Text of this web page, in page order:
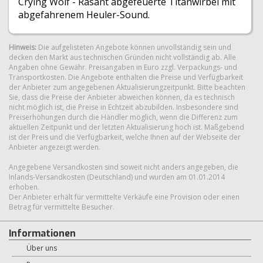
© 2014 Weco Pyrotechnische Fabrik GmbH
abgefahrenem Heuler-Sound.
Hinweis: Die aufgelisteten Angebote können unvollständig sein und
decken den Markt aus technischen Gründen nicht vollständig ab. Alle
Angaben ohne Gewähr. Preisangaben in Euro zzgl. Verpackungs- und
Transportkosten. Die Angebote enthalten die Preise und Verfügbarkeit
der Anbieter zum angegebenen Aktualisierungzeitpunkt. Bitte beachten
Sie, dass die Preise der Anbieter abweichen können, da es technisch
nicht möglich ist, die Preise in Echtzeit abzubilden. Insbesondere sind
Preiserhöhungen durch die Händler möglich, wenn die Differenz zum
aktuellen Zeitpunkt und der letzten Aktualisierung hoch ist. Maßgebend
ist der Preis und die Verfügbarkeit, welche Ihnen auf der Webseite der
Anbieter angezeigt werden.
Angegebene Versandkosten sind soweit nicht anders angegeben, die
Inlands-Versandkosten (Deutschland) und wurden am 01.01.2014
erhoben.
Der Anbieter erhält für vermittelte Verkäufe eine Provision oder einen
Betrag für vermittelte Besucher.
Informationen
Über uns